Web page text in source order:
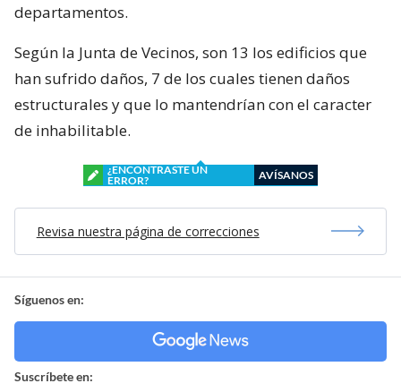
departamentos.
Según la Junta de Vecinos, son 13 los edificios que
han sufrido daños, 7 de los cuales tienen daños
estructurales y que lo mantendrían con el caracter
de inhabilitable.
¿ENCONTRASTE UN
ERROR?
AVÍSANOS
Revisa nuestra página de correcciones
Síguenos en:
Suscríbete en: